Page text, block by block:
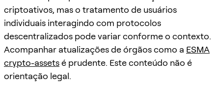
criptoativos, mas o tratamento de usuários
individuais interagindo com protocolos
descentralizados pode variar conforme o contexto.
Acompanhar atualizações de órgãos como a ESMA
crypto-assetsé prudente. Este conteúdo não é
orientação legal.